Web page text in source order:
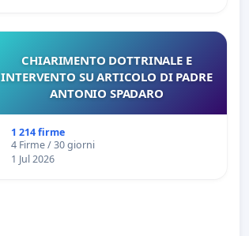
CHIARIMENTO DOTTRINALE E
INTERVENTO SU ARTICOLO DI PADRE
ANTONIO SPADARO
1 214 firme
4 Firme / 30 giorni
1 Jul 2026